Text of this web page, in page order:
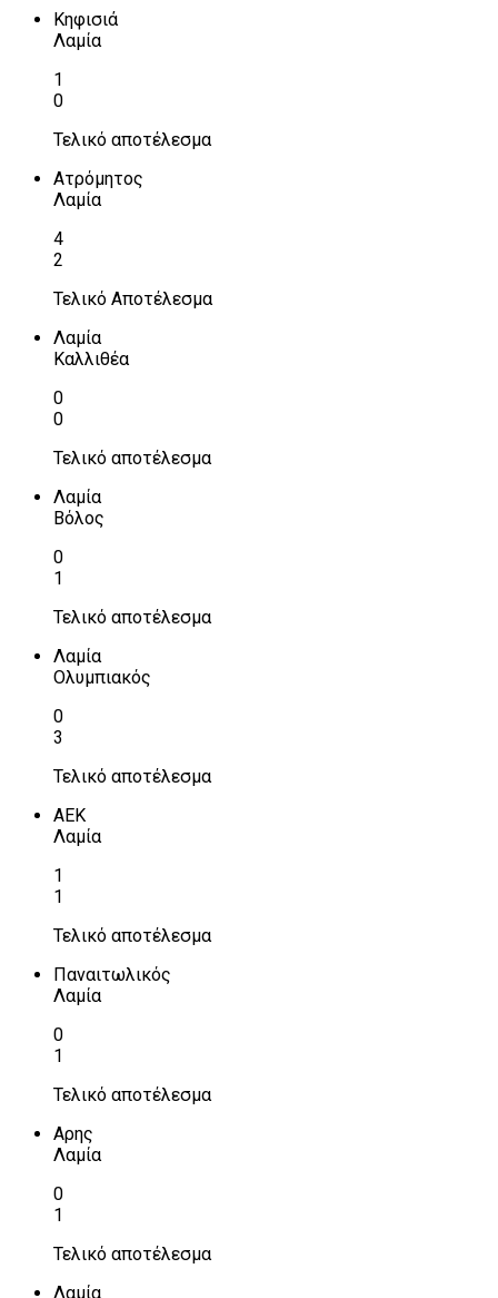
Κηφισιά
Λαμία
1
0
Τελικό αποτέλεσμα
Ατρόμητος
Λαμία
4
2
Τελικό Αποτέλεσμα
Λαμία
Καλλιθέα
0
0
Τελικό αποτέλεσμα
Λαμία
Βόλος
0
1
Τελικό αποτέλεσμα
Λαμία
Ολυμπιακός
0
3
Τελικό αποτέλεσμα
ΑΕΚ
Λαμία
1
1
Τελικό αποτέλεσμα
Παναιτωλικός
Λαμία
0
1
Τελικό αποτέλεσμα
Αρης
Λαμία
0
1
Τελικό αποτέλεσμα
Λαμία